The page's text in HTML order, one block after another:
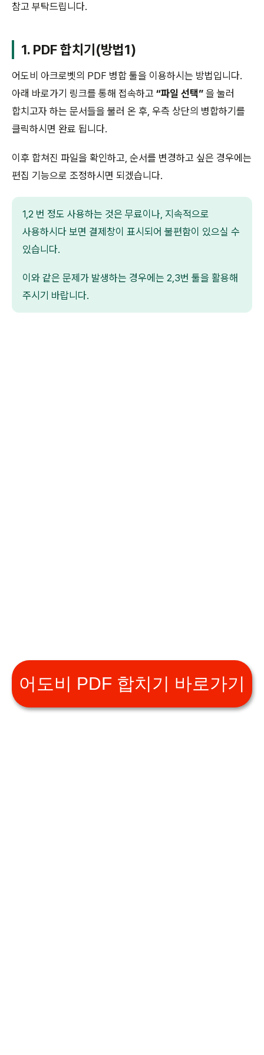
참고 부탁드립니다.
1. PDF 합치기(방법1)
어도비 아크로벳의 PDF 병합 툴을 이용하시는 방법입니다.
아래 바로가기 링크를 통해 접속하고 “파일 선택” 을 눌러
합치고자 하는 문서들을 불러 온 후, 우측 상단의 병합하기를
클릭하시면 완료 됩니다.
이후 합쳐진 파일을 확인하고, 순서를 변경하고 싶은 경우에는
편집 기능으로 조정하시면 되겠습니다.
1,2 번 정도 사용하는 것은 무료이나, 지속적으로
사용하시다 보면 결제창이 표시되어 불편함이 있으실 수
있습니다.
이와 같은 문제가 발생하는 경우에는 2,3번 툴을 활용해
주시기 바랍니다.
어도비 PDF 합치기 바로가기